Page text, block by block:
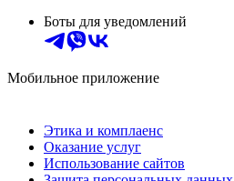
Боты для уведомлений
Мобильное приложение
Этика и комплаенс
Оказание услуг
Использование сайтов